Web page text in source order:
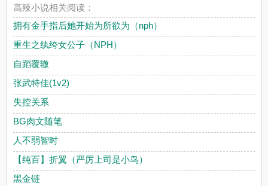
高辣小说相关阅读：
拥有金手指后她开始为所欲为（nph）
重生之纨绔女公子（NPH）
自蹈覆辙
张武特佳(1v2)
失控关系
BG肉文随笔
人不弱智时
【纯百】折翼（严厉上司是小鸟）
黑金链